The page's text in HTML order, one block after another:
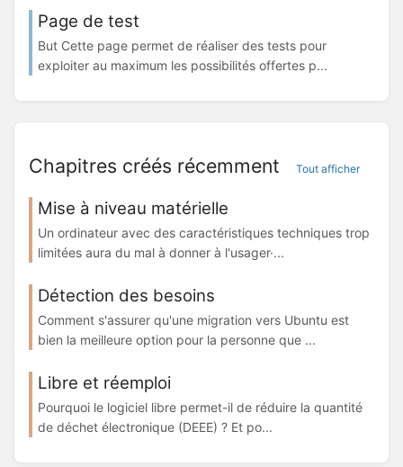
Page de test
But Cette page permet de réaliser des tests pour
exploiter au maximum les possibilités offertes p...
Chapitres créés récemment Tout afficher
Mise à niveau matérielle
Un ordinateur avec des caractéristiques techniques trop
limitées aura du mal à donner à l'usager·...
Détection des besoins
Comment s'assurer qu'une migration vers Ubuntu est
bien la meilleure option pour la personne que ...
Libre et réemploi
Pourquoi le logiciel libre permet-il de réduire la quantité
de déchet électronique (DEEE) ? Et po...